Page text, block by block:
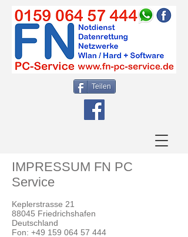
Teilen
IMPRESSUM FN PC
Service
Keplerstrasse 21
88045 Friedrichshafen
Deutschland
Fon: +49 159 064 57 444